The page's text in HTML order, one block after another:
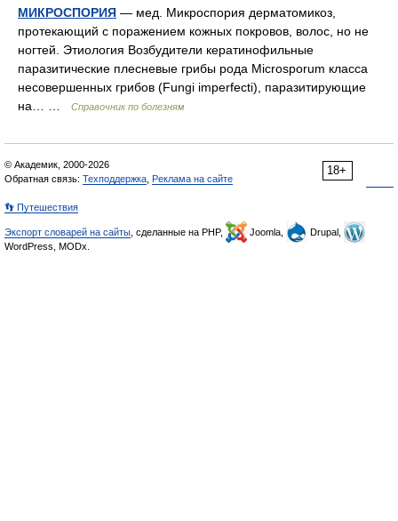
МИКРОСПОРИЯ — мед. Микроспория дерматомикоз,
протекающий с поражением кожных покровов, волос, но не
ногтей. Этиология Возбудители кератинофильные
паразитические плесневые грибы рода Microsporum класса
несовершенных грибов (Fungi imperfecti), паразитирующие
на… …
Справочник по болезням
18+
© Академик, 2000-2026
Обратная связь: Техподдержка Реклама на сайте
👣 Путешествия
Экспорт словарей на сайты , сделанные на PHP, Joomla,
Drupal,
WordPress, MODx.